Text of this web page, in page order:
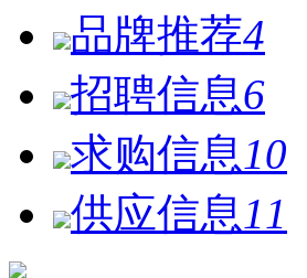
品牌推荐4
招聘信息6
求购信息 10
供应信息 11